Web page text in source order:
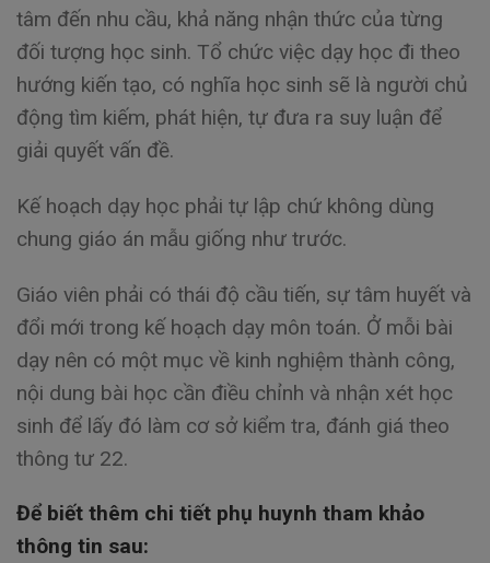
tâm đến nhu cầu, khả năng nhận thức của từng
đối tượng học sinh. Tổ chức việc dạy học đi theo
hướng kiến tạo, có nghĩa học sinh sẽ là người chủ
động tìm kiếm, phát hiện, tự đưa ra suy luận để
giải quyết vấn đề.
Kế hoạch dạy học phải tự lập chứ không dùng
chung giáo án mẫu giống như trước.
Giáo viên phải có thái độ cầu tiến, sự tâm huyết và
đổi mới trong kế hoạch dạy môn toán. Ở mỗi bài
dạy nên có một mục về kinh nghiệm thành công,
nội dung bài học cần điều chỉnh và nhận xét học
sinh để lấy đó làm cơ sở kiểm tra, đánh giá theo
thông tư 22.
Để biết thêm chi tiết phụ huynh tham khảo
thông tin sau: